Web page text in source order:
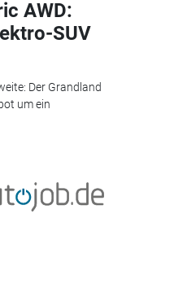
AWD:
SUV
Der Grandland
um ein